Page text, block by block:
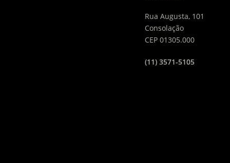
Rua Augusta, 101
Consolação
CEP 01305.000
(11) 3571-5105